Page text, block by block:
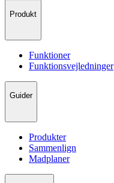
Produkt
Funktioner
Funktionsvejledninger
Guider
Produkter
Sammenlign
Madplaner